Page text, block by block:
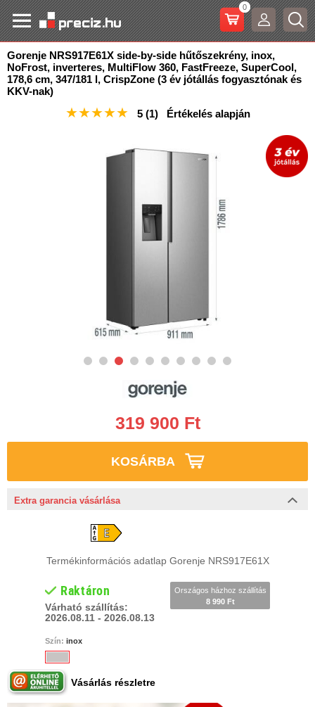
0
Gorenje NRS917E61X side-by-side hűtőszekrény, inox,
NoFrost, inverteres, MultiFlow 360, FastFreeze, SuperCool,
178,6 cm, 347/181 l, CrispZone (3 év jótállás fogyasztónak és
KKV-nak)
★★★★★ 5 (1)Értékelés alapján
319 900 Ft
KOSÁRBA
Extra garancia vásárlása
Termékinformációs adatlap Gorenje NRS917E61X
Raktáron
Várható szállítás:
2026.08.11 - 2026.08.13
Országos házhoz szállítás
8 990 Ft
Szín: inox
Vásárlás részletre